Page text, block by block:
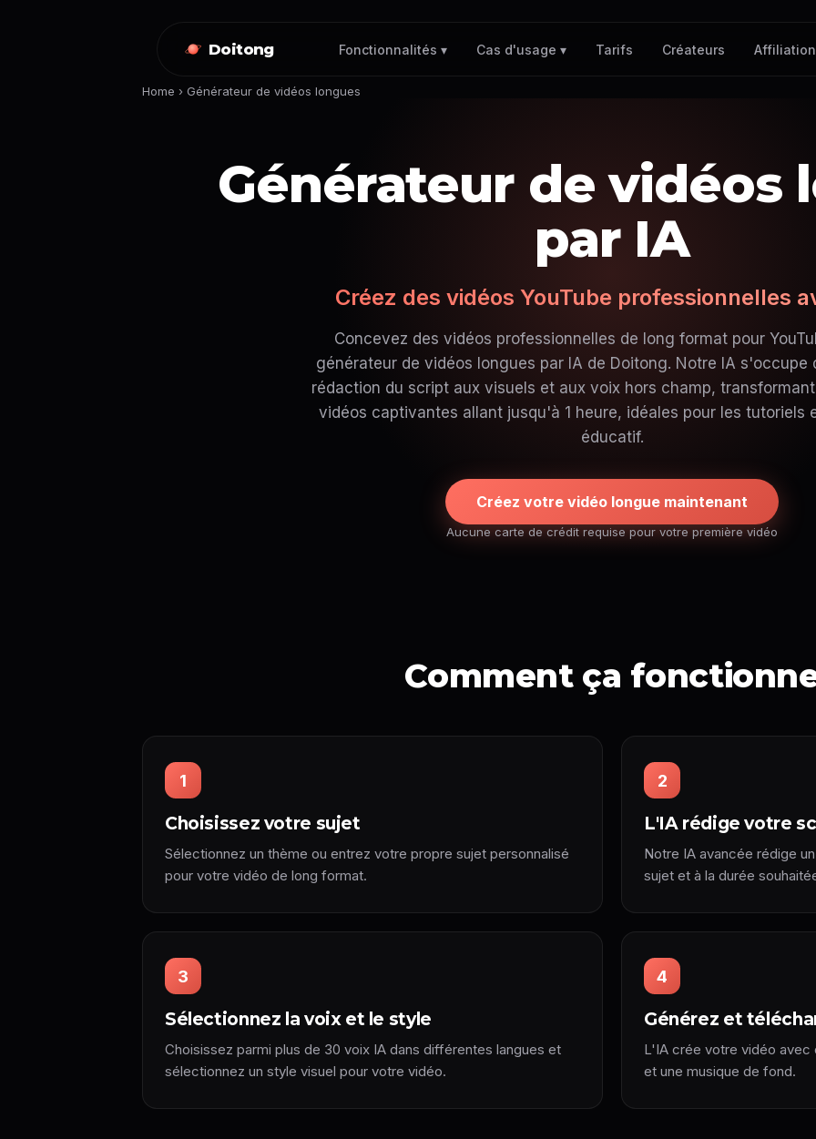
Doitong Fonctionnalités ▾ Cas d'usage ▾ Tarifs Créateurs Affiliation
Home › Générateur de vidéos longues
Générateur de vidéos
par IA
Créez des vidéos YouTube professionnelles
Concevez des vidéos professionnelles de long format pour
générateur de vidéos longues par IA de Doitong. Notre IA s'occupe
rédaction du script aux visuels et aux voix hors champ,
vidéos captivantes allant jusqu'à 1 heure, idéales pour les tutoriels
éducatif.
Créez votre vidéo longue maintenant
Aucune carte de crédit requise pour votre première vidéo
Comment ça
1
Choisissez votre sujet
Sélectionnez un thème ou entrez votre propre sujet personnalisé
pour votre vidéo de long format.
2
L'IA rédige votre
Notre IA avancée rédige
sujet et à la durée
3
Sélectionnez la voix et le style
Choisissez parmi plus de 30 voix IA dans différentes langues et
sélectionnez un style visuel pour votre vidéo.
4
Générez et
L'IA crée votre vidéo avec
et une musique de fond.